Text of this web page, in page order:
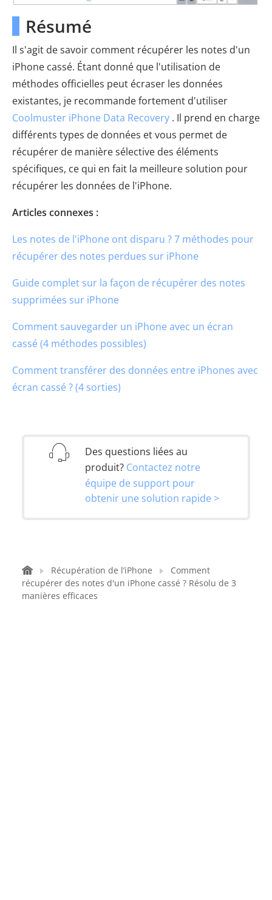
Résumé
Il s'agit de savoir comment récupérer les notes d'un
iPhone cassé. Étant donné que l'utilisation de
méthodes officielles peut écraser les données
existantes, je recommande fortement d'utiliser
Coolmuster iPhone Data Recovery . Il prend en charge
différents types de données et vous permet de
récupérer de manière sélective des éléments
spécifiques, ce qui en fait la meilleure solution pour
récupérer les données de l'iPhone.
Articles connexes :
Les notes de l'iPhone ont disparu ? 7 méthodes pour
récupérer des notes perdues sur iPhone
Guide complet sur la façon de récupérer des notes
supprimées sur iPhone
Comment sauvegarder un iPhone avec un écran
cassé (4 méthodes possibles)
Comment transférer des données entre iPhones avec
écran cassé ? (4 sorties)
Des questions liées au
produit? Contactez notre
équipe de support pour
obtenir une solution rapide >
Récupération de l’iPhone
Comment
récupérer des notes d'un iPhone cassé ? Résolu de 3
manières efficaces